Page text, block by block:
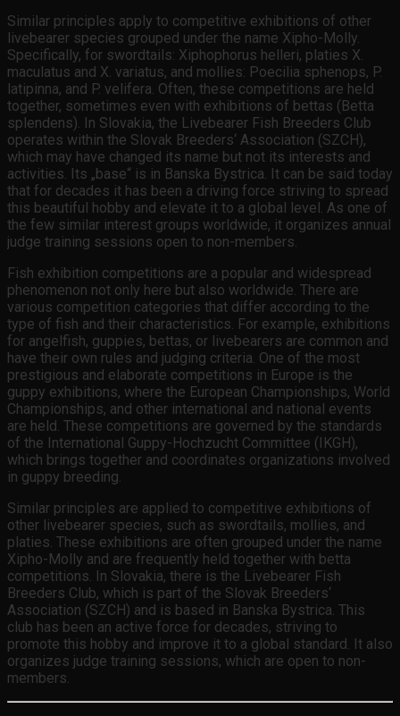
Similar principles apply to competitive exhibitions of other
livebearer species grouped under the name Xipho-Molly.
Specifically, for swordtails: Xiphophorus helleri, platies X.
maculatus and X. variatus, and mollies: Poecilia sphenops, P.
latipinna, and P. velifera. Often, these competitions are held
together, sometimes even with exhibitions of bettas (Betta
splendens). In Slovakia, the Livebearer Fish Breeders Club
operates within the Slovak Breeders‘ Association (SZCH),
which may have changed its name but not its interests and
activities. Its „base“ is in Banska Bystrica. It can be said today
that for decades it has been a driving force striving to spread
this beautiful hobby and elevate it to a global level. As one of
the few similar interest groups worldwide, it organizes annual
judge training sessions open to non-members.
Fish exhibition competitions are a popular and widespread
phenomenon not only here but also worldwide. There are
various competition categories that differ according to the
type of fish and their characteristics. For example, exhibitions
for angelfish, guppies, bettas, or livebearers are common and
have their own rules and judging criteria. One of the most
prestigious and elaborate competitions in Europe is the
guppy exhibitions, where the European Championships, World
Championships, and other international and national events
are held. These competitions are governed by the standards
of the International Guppy-Hochzucht Committee (IKGH),
which brings together and coordinates organizations involved
in guppy breeding.
Similar principles are applied to competitive exhibitions of
other livebearer species, such as swordtails, mollies, and
platies. These exhibitions are often grouped under the name
Xipho-Molly and are frequently held together with betta
competitions. In Slovakia, there is the Livebearer Fish
Breeders Club, which is part of the Slovak Breeders‘
Association (SZCH) and is based in Banska Bystrica. This
club has been an active force for decades, striving to
promote this hobby and improve it to a global standard. It also
organizes judge training sessions, which are open to non-
members.